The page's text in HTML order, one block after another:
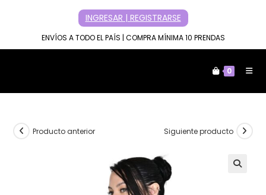
contenido
INGRESAR | REGISTRARSE
ENVÍOS A TODO EL PAÍS | COMPRA MÍNIMA 10 PRENDAS
0
Producto anterior Siguiente producto